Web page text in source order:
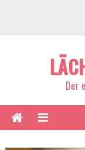
Der